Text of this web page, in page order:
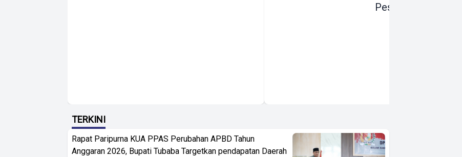
Pesepeda
TERKINI
Rapat Paripurna KUA PPAS Perubahan APBD Tahun
Anggaran 2026, Bupati Tubaba Targetkan pendapatan Daerah